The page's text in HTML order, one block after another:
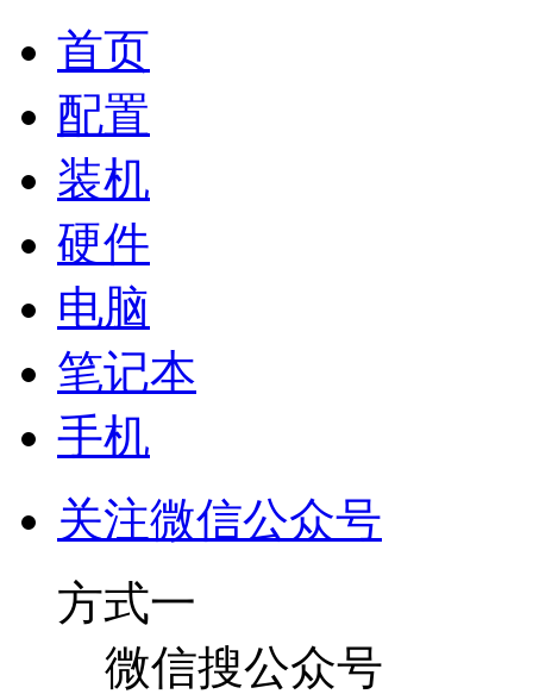
首页
配置
装机
硬件
电脑
笔记本
手机
关注微信公众号
方式一
微信搜公众号